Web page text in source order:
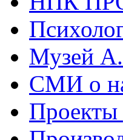
Музей
СМИ о
Проекты